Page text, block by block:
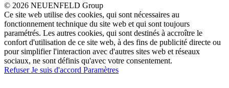
© 2026 NEUENFELD Group
Ce site web utilise des cookies, qui sont nécessaires au
fonctionnement technique du site web et qui sont toujours
paramétrés. Les autres cookies, qui sont destinés à accroître le
confort d'utilisation de ce site web, à des fins de publicité directe ou
pour simplifier l'interaction avec d'autres sites web et réseaux
sociaux, ne sont définis qu'avec votre consentement.
RefuserJe suis d'accord Paramètres